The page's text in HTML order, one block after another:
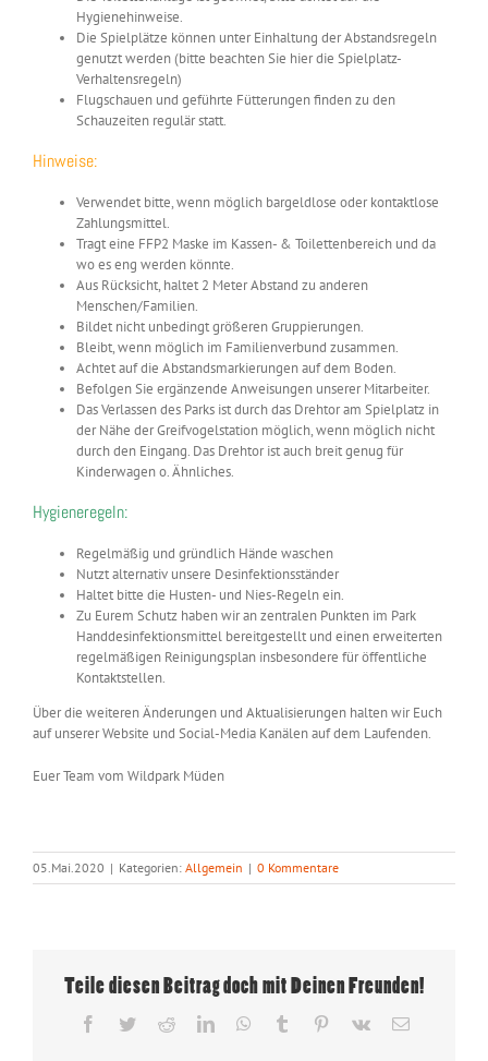
Hygienehinweise.
Die Spielplätze können unter Einhaltung der Abstandsregeln
genutzt werden (bitte beachten Sie hier die Spielplatz-
Verhaltensregeln)
Flugschauen und geführte Fütterungen finden zu den
Schauzeiten regulär statt.
Hinweise:
Verwendet bitte, wenn möglich bargeldlose oder kontaktlose
Zahlungsmittel.
Tragt eine FFP2 Maske im Kassen- & Toilettenbereich und da
wo es eng werden könnte.
Aus Rücksicht, haltet 2 Meter Abstand zu anderen
Menschen/Familien.
Bildet nicht unbedingtgrößeren Gruppierungen.
Bleibt, wenn möglich im Familienverbund zusammen.
Achtet auf die Abstandsmarkierungenauf dem Boden.
Befolgen Sie ergänzende Anweisungen unserer Mitarbeiter.
DasVerlassen des Parks ist durch das Drehtor am Spielplatz in
der Nähe der Greifvogelstation möglich, wenn möglich nicht
durch den Eingang. Das Drehtor ist auch breit genug für
Kinderwagen o. Ähnliches.
Hygieneregeln:
Regelmäßig und gründlich Hände waschen
Nutzt alternativ unsere Desinfektionsständer
Haltet bitte die Husten- und Nies-Regelnein.
Zu Eurem Schutz haben wir an zentralen Punkten im Park
Handdesinfektionsmittel bereitgestellt und einen erweiterten
regelmäßigen Reinigungsplan insbesondere für öffentliche
Kontaktstellen.
Über die weiteren Änderungen und Aktualisierungen halten wir Euch
auf unserer Website und Social-Media Kanälen auf dem Laufenden.
Euer Team vom Wildpark Müden
05.Mai.2020 | Kategorien: Allgemein | 0 Kommentare
Teile diesen Beitrag doch mit Deinen Freunden!
Facebook
TwitterRedditLinkedInWhatsApp
Tumblr Pinterest
Vk
E-